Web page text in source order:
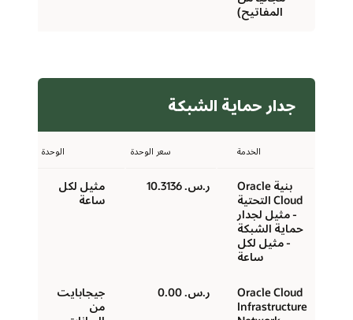
المفاتيح)
جدار حماية الشبكة
الخدمة سعر الوحدة الوحدة
بنية Oracle
Cloud التحتية
- مثيل لجدار
حماية الشبكة
- مثيل لكل
ساعة
ر.س.‏ 10.3136
مثيل لكل
ساعة
Oracle Cloud
Infrastructure
ر.س.‏ 0.00
جيجابايت
من